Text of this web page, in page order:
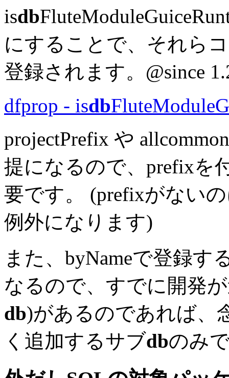
isdb
にすることで、それら
登録されます。 @since
dfprop - isdb
projectPrefix や
提になるので、prefixを
要です。 (prefixがない
例外になります)
また、byNameで登録す
なるので、すでに開発
db)があるのであれば、
く追加するサブdbのみ